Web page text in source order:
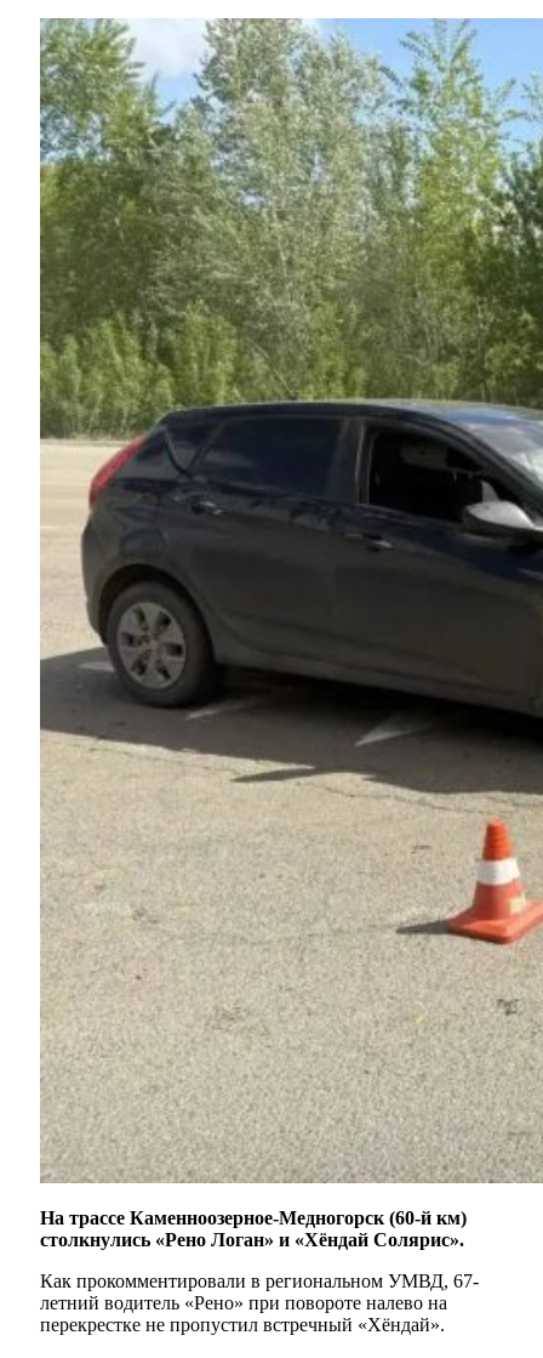
На трассе Каменноозерное-Медногорск (60-й км)
столкнулись «Рено Логан» и «Хёндай Солярис».
Как прокомментировали в региональном УМВД, 67-
летний водитель «Рено» при повороте налево на
перекрестке не пропустил встречный «Хёндай».